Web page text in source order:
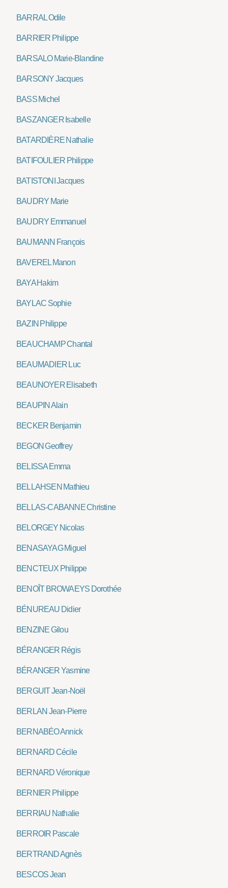
BARRAL Odile
BARRIER Philippe
BARSALO Marie-Blandine
BARSONY Jacques
BASS Michel
BASZANGER Isabelle
BATARDIÈRE Nathalie
BATIFOULIER Philippe
BATISTONI Jacques
BAUDRY Marie
BAUDRY Emmanuel
BAUMANN François
BAVEREL Manon
BAYA Hakim
BAYLAC Sophie
BAZIN Philippe
BEAUCHAMP Chantal
BEAUMADIER Luc
BEAUNOYER Elisabeth
BEAUPIN Alain
BECKER Benjamin
BEGON Geoffrey
BELISSA Emma
BELLAHSEN Mathieu
BELLAS-CABANNE Christine
BELORGEY Nicolas
BENASAYAG Miguel
BENCTEUX Philippe
BENOÎT BROWAEYS Dorothée
BÉNUREAU Didier
BENZINE Gilou
BÉRANGER Régis
BÉRANGER Yasmine
BERGUIT Jean-Noël
BERLAN Jean-Pierre
BERNABÉO Annick
BERNARD Cécile
BERNARD Véronique
BERNIER Philippe
BERRIAU Nathalie
BERROIR Pascale
BERTRAND Agnès
BESCOS Jean